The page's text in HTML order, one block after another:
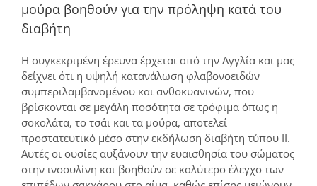
μούρα βοηθούν για την πρόληψη κατά του
διαβήτη
Η συγκεκριμένη έρευνα έρχεται από την Αγγλία και μας
δείχνει ότι η υψηλή κατανάλωση φλαβονοειδών
συμπεριλαμβανομένου και ανθοκυανινών, που
βρίσκονται σε μεγάλη ποσότητα σε τρόφιμα όπως η
σοκολάτα, το τσάι και τα μούρα, αποτελεί
προστατευτικό μέσο στην εκδήλωση διαβήτη τύπου II.
Αυτές οι ουσίες αυξάνουν την ευαισθησία του σώματος
στην ινσουλίνη και βοηθούν σε καλύτερο έλεγχο των